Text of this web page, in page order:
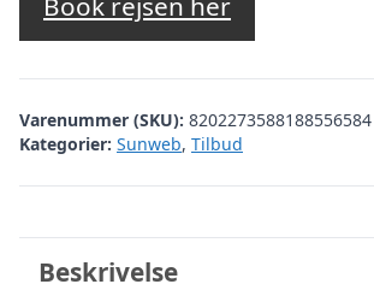
var:
kr. 8.999,24.
Varenummer (SKU): 8202273588188556584
Kategorier: Sunweb, Tilbud
Beskrivelse